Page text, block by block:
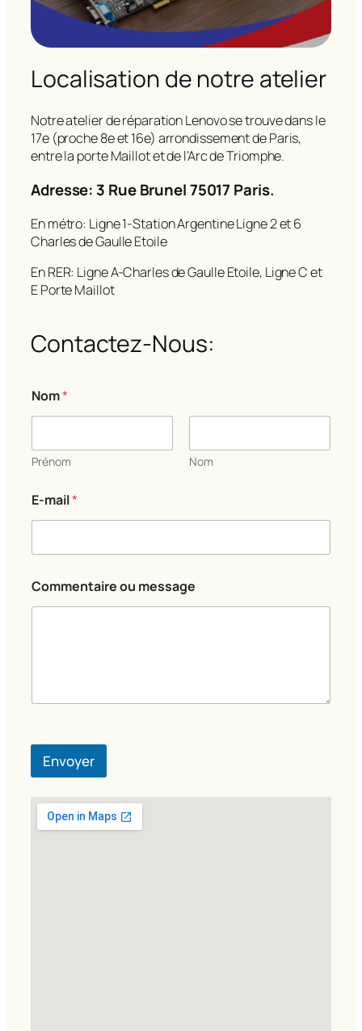
Localisation de notre atelier
Notre atelier de réparation Lenovo se trouve dans le
17e (proche 8e et 16e) arrondissement de Paris,
entre la porte Maillot et de l’Arc de Triomphe.
Adresse: 3 Rue Brunel 75017 Paris.
En métro: Ligne 1-Station Argentine Ligne 2 et 6
Charles de Gaulle Etoile
En RER: Ligne A-Charles de Gaulle Etoile, Ligne C et
E Porte Maillot
Contactez-Nous:
o
m
*
Nom*
Prénom Nom
E-mail*
Commentaire ou message
Envoyer